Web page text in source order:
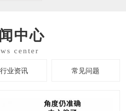
中心
行业资讯 常见问题